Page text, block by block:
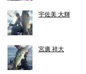
宇佐美 大輝
宮廣 祥大